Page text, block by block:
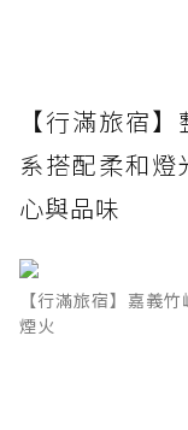
【行滿旅宿
系搭配柔和燈
心與品味
【行滿旅宿】嘉義
煙火